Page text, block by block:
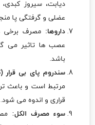
دیابت، سیروز
عضلی و گرفتگی پا
داروها: مصرف برخی
عصب ها تاثیر می
باشد.
سندروم پای بی قرار (RLS):
مرتبط است و باعث
قراری و اندوه می شود.
سوء مصرف الکل: